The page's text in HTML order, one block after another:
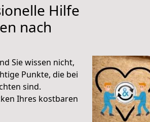
Hilfe
nach
Sie wissen nicht,
Punkte, die bei
sind.
Ihres kostbaren